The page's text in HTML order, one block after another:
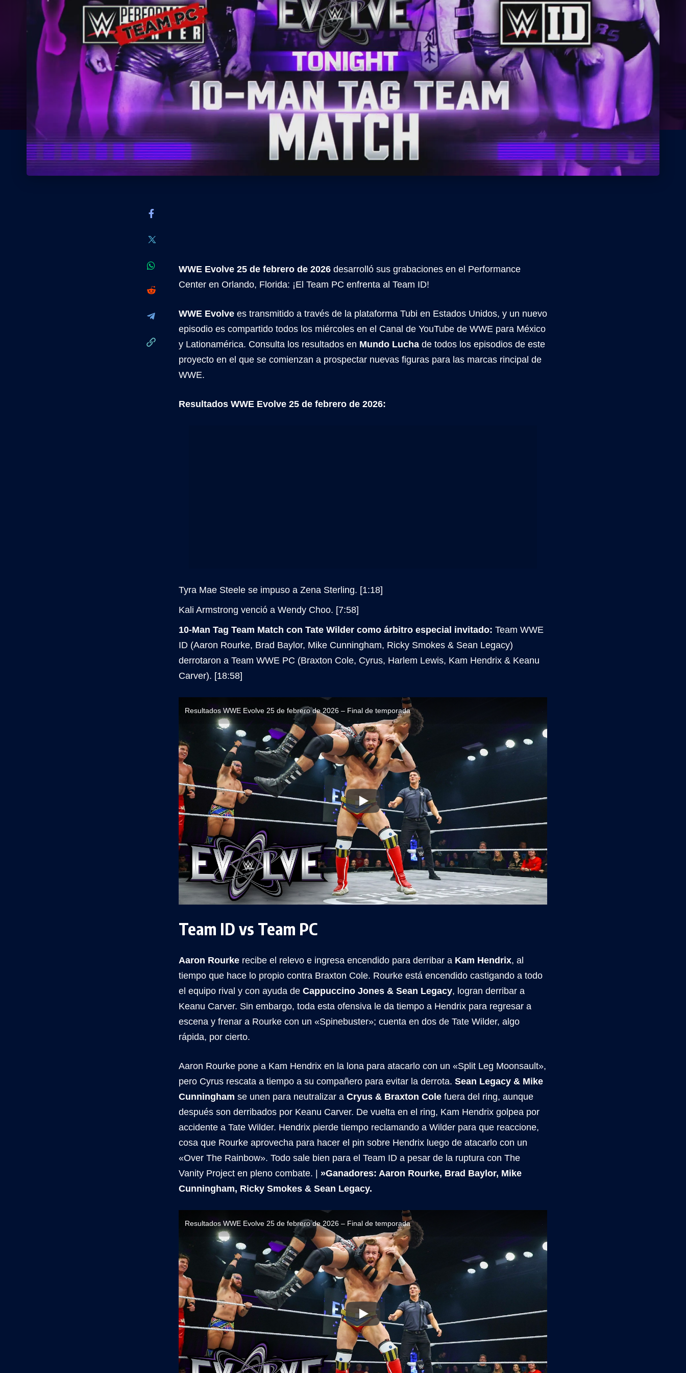
WWE Evolve 25 de febrero de 2026 desarrolló sus grabaciones en el Performance
Center en Orlando, Florida: ¡El Team PC enfrenta al Team ID!
WWE Evolve es transmitido a través de la plataforma Tubi en Estados Unidos, y un nuevo
episodio es compartido todos los miércoles en el Canal de YouTube de WWE para México
y Lationamérica. Consulta los resultados en Mundo Lucha de todos los episodios de este
proyecto en el que se comienzan a prospectar nuevas figuras para las marcas rincipal de
WWE.
Resultados WWE Evolve 25 de febrero de 2026:
Tyra Mae Steele se impuso a Zena Sterling. [1:18]
Kali Armstrong venció a Wendy Choo. [7:58]
10-Man Tag Team Match con Tate Wilder como árbitro especial invitado: Team WWE
ID (Aaron Rourke, Brad Baylor, Mike Cunningham, Ricky Smokes & Sean Legacy)
derrotaron a Team WWE PC (Braxton Cole, Cyrus, Harlem Lewis, Kam Hendrix & Keanu
Carver). [18:58]
Resultados WWE Evolve 25 de febrero de 2026 – Final de temporada
Team ID vs Team PC
Aaron Rourke recibe el relevo e ingresa encendido para derribar a Kam Hendrix, al
tiempo que hace lo propio contra Braxton Cole. Rourke está encendido castigando a todo
el equipo rival y con ayuda de Cappuccino Jones & Sean Legacy, logran derribar a
Keanu Carver. Sin embargo, toda esta ofensiva le da tiempo a Hendrix para regresar a
escena y frenar a Rourke con un «Spinebuster»; cuenta en dos de Tate Wilder, algo
rápida, por cierto.
Aaron Rourke pone a Kam Hendrix en la lona para atacarlo con un «Split Leg Moonsault»,
pero Cyrus rescata a tiempo a su compañero para evitar la derrota. Sean Legacy & Mike
Cunningham se unen para neutralizar a Cryus & Braxton Cole fuera del ring, aunque
después son derribados por Keanu Carver. De vuelta en el ring, Kam Hendrix golpea por
accidente a Tate Wilder. Hendrix pierde tiempo reclamando a Wilder para que reaccione,
cosa que Rourke aprovecha para hacer el pin sobre Hendrix luego de atacarlo con un
«Over The Rainbow». Todo sale bien para el Team ID a pesar de la ruptura con The
Vanity Project en pleno combate. | »Ganadores: Aaron Rourke, Brad Baylor, Mike
Cunningham, Ricky Smokes & Sean Legacy.
Resultados WWE Evolve 25 de febrero de 2026 – Final de temporada